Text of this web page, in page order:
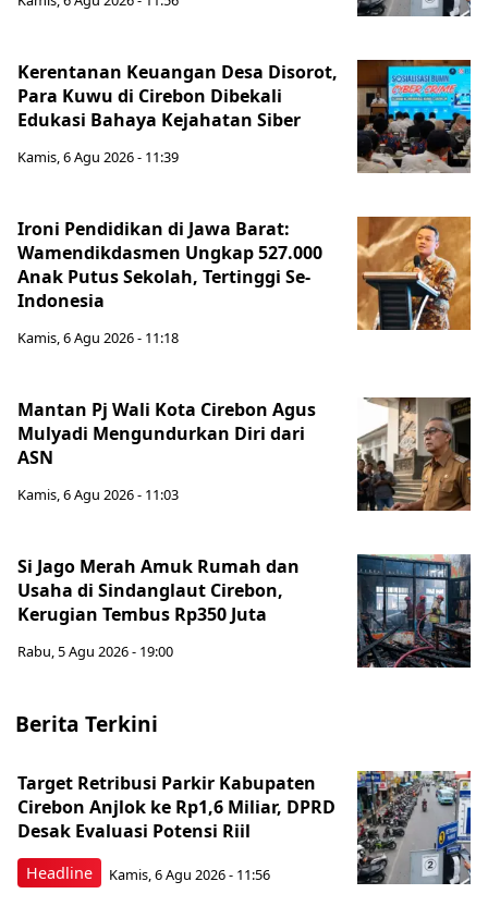
Kerentanan Keuangan Desa Disorot,
Para Kuwu di Cirebon Dibekali
Edukasi Bahaya Kejahatan Siber
Kamis, 6 Agu 2026 - 11:39
Ironi Pendidikan di Jawa Barat:
Wamendikdasmen Ungkap 527.000
Anak Putus Sekolah, Tertinggi Se-
Indonesia
Kamis, 6 Agu 2026 - 11:18
Mantan Pj Wali Kota Cirebon Agus
Mulyadi Mengundurkan Diri dari
ASN
Kamis, 6 Agu 2026 - 11:03
Si Jago Merah Amuk Rumah dan
Usaha di Sindanglaut Cirebon,
Kerugian Tembus Rp350 Juta
Rabu, 5 Agu 2026 - 19:00
Berita Terkini
Headline
Target Retribusi Parkir Kabupaten
Cirebon Anjlok ke Rp1,6 Miliar, DPRD
Desak Evaluasi Potensi Riil
Kamis, 6 Agu 2026 - 11:56